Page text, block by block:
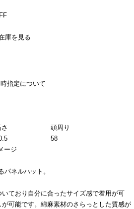
庫を見る
指定について
頭周り
58
ージ
ネルハット。
ており自分に合ったサイズ感で着用が可
可能です。綿麻素材のさらっとした質感が